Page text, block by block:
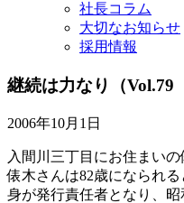
社長コラム
大切なお知らせ
採用情報
継続は力なり （
2006年10月1日
入間川三丁目にお住まい
俵木さんは82歳になられ
身が発行責任者となり、